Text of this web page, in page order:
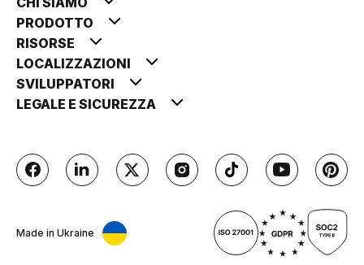
PRODOTTO
RISORSE
LOCALIZZAZIONI
SVILUPPATORI
LEGALE E SICUREZZA
Made in Ukraine